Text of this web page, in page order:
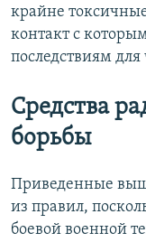
крайне
контакт с
последствиям для
Средства
борьбы
Приведенные
из правил,
боевой военной